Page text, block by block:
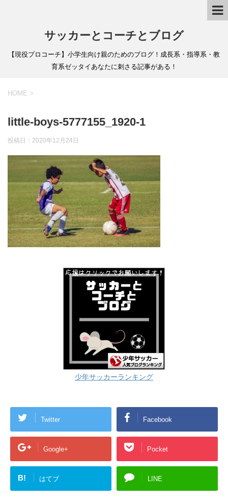
サッカーとコーチとブログ
【現役プロコーチ】小学生向け親のためのブログ！成長系・指導系・教
育系ゼッタイあなたに刺さる記事がある！
HOME >
little-boys-5777155_1920-1
投稿日： 2020年12月24日
少年サッカーランキング
Twitter Facebook
Google+ Pocket
B! はてブ LINE